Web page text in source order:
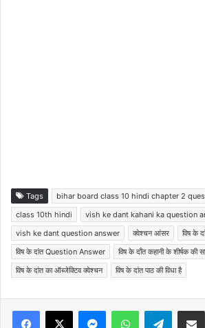
Tags
bihar board class 10 hindi chapter 2
class 10th hindi
vish ke dant kahani ka question
vish ke dant question answer
क्वेश्चन आंसर
विष के
विष के दांत Question Answer
विष के दाँत कहानी के शीर्षक की
विष के दांत का ऑब्जेक्टिव क्वेश्चन
विष के दांत पाठ की विधा है
Facebook
X MessengerWhatsAppTelegram